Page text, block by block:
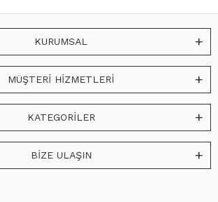
KURUMSAL
MÜŞTERİ HİZMETLERİ
KATEGORİLER
BİZE ULAŞIN